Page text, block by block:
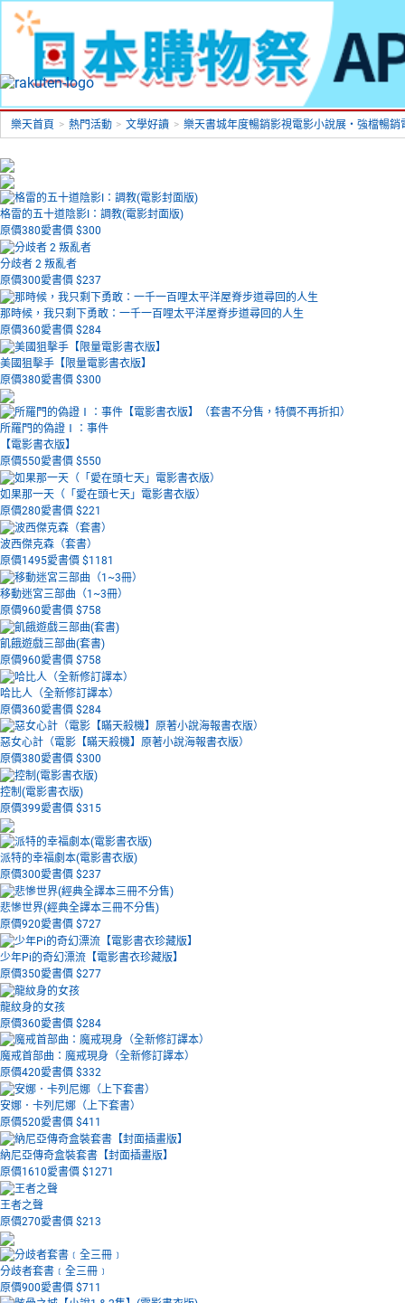
樂天首頁 > 熱門活動 > 文學好讀 > 樂天書城年度暢銷影視電影小說展‧強檔暢
格雷的五十道陰影I：調教(電影封面版)
原價380愛書價 $300
分歧者 2 叛亂者
原價300愛書價 $237
那時候，我只剩下勇敢：一千一百哩太平洋屋脊步道尋回的人生
原價360愛書價 $284
美國狙擊手【限量電影書衣版】
原價380愛書價 $300
所羅門的偽證Ⅰ：事件
【電影書衣版】
原價550愛書價 $550
如果那一天（「愛在頭七天」電影書衣版）
原價280愛書價 $221
波西傑克森（套書）
原價1495愛書價 $1181
移動迷宮三部曲（1~3冊）
原價960愛書價 $758
飢餓遊戲三部曲(套書)
原價960愛書價 $758
哈比人（全新修訂譯本）
原價360愛書價 $284
惡女心計（電影【瞞天殺機】原著小說海報書衣版）
原價380愛書價 $300
控制(電影書衣版)
原價399愛書價 $315
派特的幸福劇本(電影書衣版)
原價300愛書價 $237
悲慘世界(經典全譯本三冊不分售)
原價920愛書價 $727
少年Pi的奇幻漂流【電影書衣珍藏版】
原價350愛書價 $277
龍紋身的女孩
原價360愛書價 $284
魔戒首部曲：魔戒現身（全新修訂譯本）
原價420愛書價 $332
安娜．卡列尼娜（上下套書）
原價520愛書價 $411
納尼亞傳奇盒裝套書【封面插畫版】
原價1610愛書價 $1271
王者之聲
原價270愛書價 $213
分歧者套書﹝全三冊﹞
原價900愛書價 $711